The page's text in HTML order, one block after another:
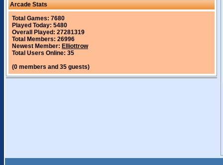
Arcade Stats
Total Games: 7680
Played Today: 5480
Overall Played: 27281319
Total Members: 26996
Newest Member: Elliottrow
Total Users Online: 35
(0 members and 35 guests)